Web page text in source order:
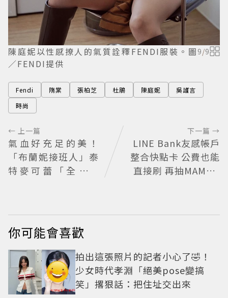
陳庭妮以性感撩人的氣質詮釋FENDI服裝。圖
／FENDI提供
9/9
Fendi 隋棠 張柏芝 杜鵑 陳庭妮
吳謹言
時尚
← 上一篇
氣血好充足的美！
「布蘭妮接班人」泰
特麥可蕾「全身鍍
全場
下一篇 →
LINE Bank友感帳戶
整合快點卡 公費也能
直接刷 再抽MAMA A
你可能會喜歡
拍出這張照片的記者小心了🤣！
少女時代孝淵「絕美pose變搞
笑」撂狠話：把住址交出來